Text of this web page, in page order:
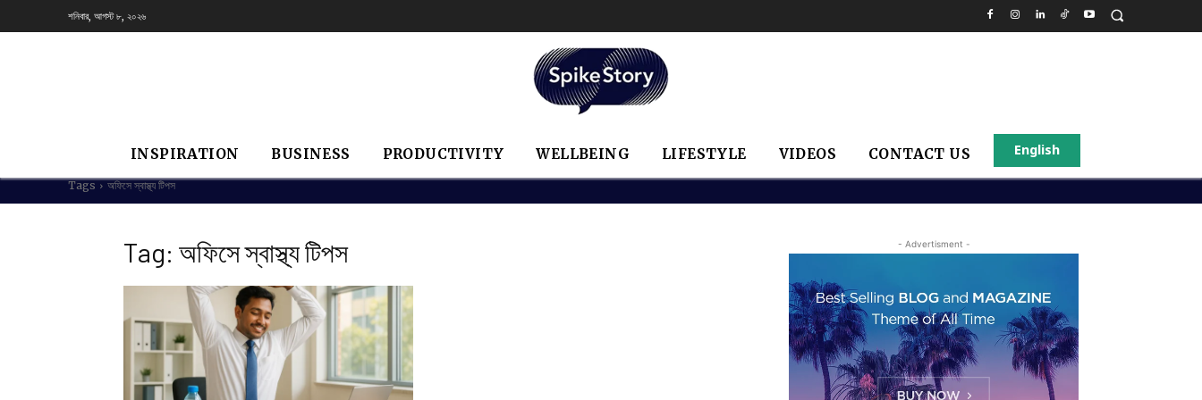
শনিবার, আগস্ট ৮, ২০২৬
INSPIRATION BUSINESS PRODUCTIVITY WELLBEING LIFESTYLE VIDEOS CONTACT US English
Tags অফিসে স্বাস্থ্য টিপস
Tag: অফিসে স্বাস্থ্য টিপস - Advertisment -